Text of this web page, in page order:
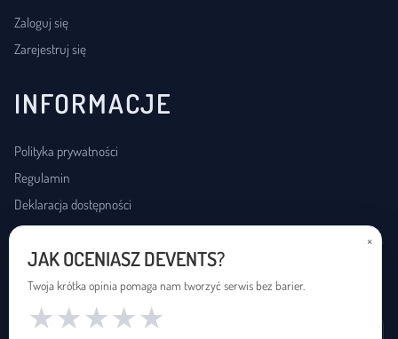
Zaloguj się
Zarejestruj się
INFORMACJE
Polityka prywatności
Regulamin
Deklaracja dostępności
USŁUGI DOSTĘPNOŚCI
×
JAK OCENIASZ DEVENTS?
Twoja krótka opinia pomaga nam tworzyć serwis bez barier.
★
★
★
★
★